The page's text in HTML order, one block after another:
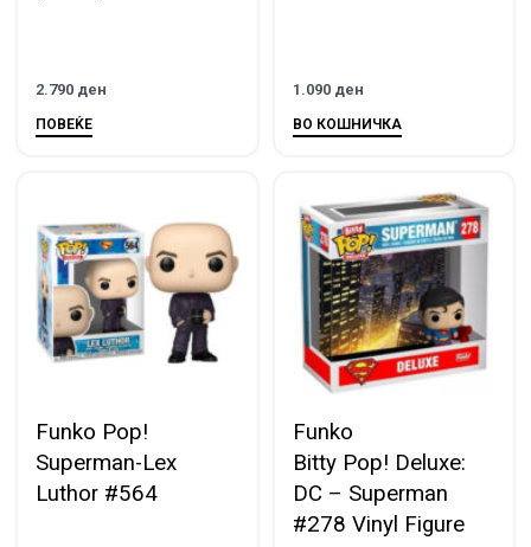
2.790 ден
ПОВЕЌЕ
1.090 ден
ВО КОШНИЧКА
Funko Pop!
Superman-Lex
Luthor #564
Funko
Bitty Pop! Deluxe:
DC – Superman
#278 Vinyl Figure